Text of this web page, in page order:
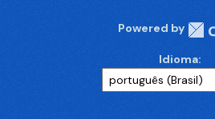
Powered by
Idioma